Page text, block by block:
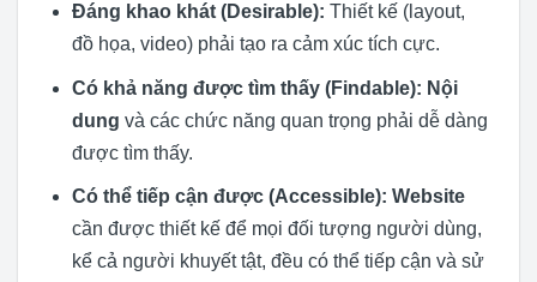
Đáng khao khát (Desirable): Thiết kế (layout,
đồ họa, video) phải tạo ra cảm xúc tích cực.
Có khả năng được tìm thấy (Findable): Nội
dung và các chức năng quan trọng phải dễ dàng
được tìm thấy.
Có thể tiếp cận được (Accessible): Website
cần được thiết kế để mọi đối tượng người dùng,
kể cả người khuyết tật, đều có thể tiếp cận và sử